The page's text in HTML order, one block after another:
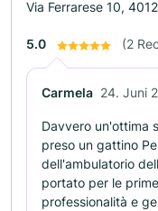
Via Ferrarese 10,
5.0 (2
Carmela 24. Juni
Davvero un'ottima
preso un gattino
dell'ambulatorio
portato per le
professionalità e